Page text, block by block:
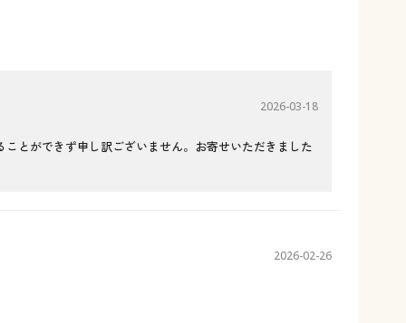
2026-03-18
とができず申し訳ございません。お寄せいただきました
2026-02-26